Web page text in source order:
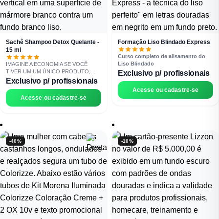
Sachê Shampoo Detox Quelante -
15 ml
IMAGINE A ECONOMIA SE VOCÊ
TIVER UM UM ÚNICO PRODUTO,
QUE FAÇA TUDO EM SEU SALÃO?!O
15 EM 1 DA LIZZON: PERMITE
FAZER TODOS OS
TRATAMENTOS COM UM ÚNICO
PRODUTO!Ele conta com uma
Hidrata, Nutre e Reconstrói de uma
ÚNICA VEZ ✅ Ação Anti Corte Químico
e Antiemborrachamento na HORA ✅
Pré Escova com Durabilidade
Prolongada ✅ Efeito Plex ✅ Acidifica a
fibra ✅ Regula o pH ✅ Blinda a Cor e
Prolonga a Fixação ✅ Escova Blindada
✅ Brilho Espelhado dos Sonhos ✅
Controle do Frizz ✅ Alinha e Reduz o
Volume Excessivo ✅ Pós-Químicas
Ideal para Alisamento, Descoloração ✅
Restaura a Resistência e a Elasticidade
dos cabelos; ✅ Reparação Anti-Danos
Exclusivo p/ profissionais
Acesse ou cadastre-se
Formação Liso Blindado Express
Curso completo de alisamento do
Liso Blindado
Exclusivo p/ profissionais
Acesse ou cadastre-se
-40% -10%